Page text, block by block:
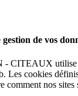
de vos
- CITEAUX utilise
Les cookies
comment nos